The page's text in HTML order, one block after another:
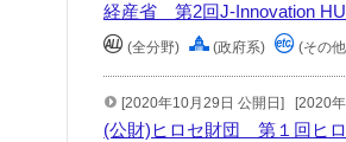
経産省 第2回J-Innovation
(全分野) (政府系) (その
[2020年10月29日 公開日] [2020
(公財)ヒロセ財団 第１回ヒ